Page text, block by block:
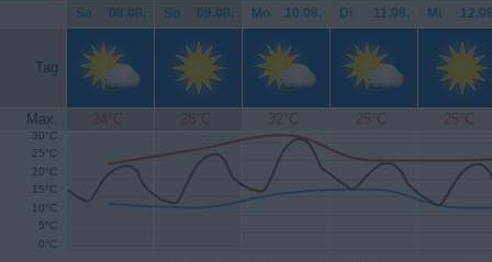
Sa. 08.08. So. 09.08. Mo. 10.08. Di. 11.08. Mi.
Tag
Max. 24°C 28°C 32°C 25°C 25°C
0°C
5°C
10°C
15°C
20°C
25°C
30°C